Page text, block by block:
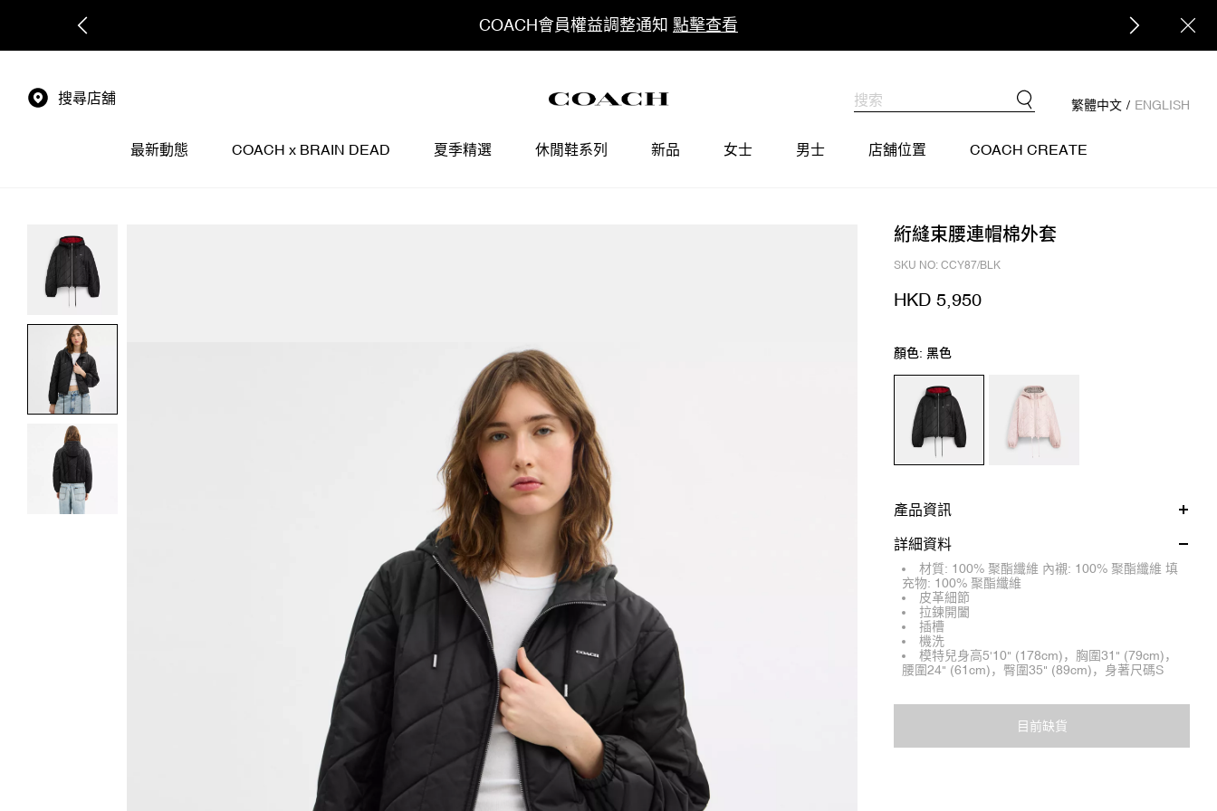
COACH會員權益調整通知 點擊查看
搜尋店舖 繁體中文 / ENGLISH
最新動態 COACH x BRAIN DEAD 夏季精選 休閒鞋系列 新品 女士 男士 店舖位置 COACH CREATE
絎縫束腰連帽棉外套
SKU NO: CCY87/BLK
HKD 5,950
顏色: 黑色
產品資訊
詳細資料
材質: 100% 聚酯纖維 內襯: 100% 聚酯纖維 填
充物: 100% 聚酯纖維
皮革細節
拉鍊開闔
插槽
機洗
模特兒身高5'10" (178cm)，胸圍31" (79cm)，
腰圍24" (61cm)，臀圍35" (89cm)，身著尺碼S
目前缺貨